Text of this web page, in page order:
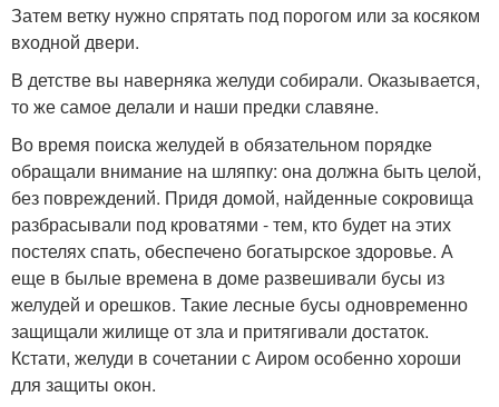
Затем ветку нужно спрятать под порогом или за косяком
входной двери.
В детстве вы наверняка желуди собирали. Оказывается,
то же самое делали и наши предки славяне.
Во время поиска желудей в обязательном порядке
обращали внимание на шляпку: она должна быть целой,
без повреждений. Придя домой, найденные сокровища
разбрасывали под кроватями - тем, кто будет на этих
постелях спать, обеспечено богатырское здоровье. А
еще в былые времена в доме развешивали бусы из
желудей и орешков. Такие лесные бусы одновременно
защищали жилище от зла и притягивали достаток.
Кстати, желуди в сочетании с Аиром особенно хороши
для защиты окон.